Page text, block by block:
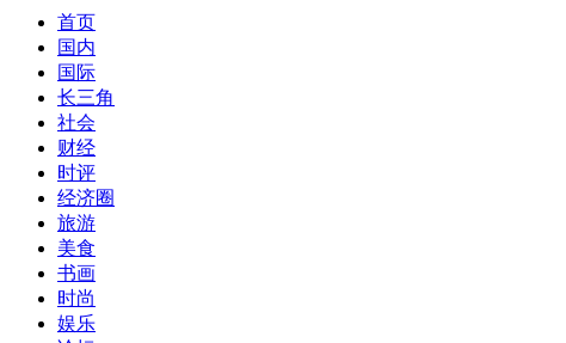
首页
国内
国际
长三角
社会
财经
时评
经济圈
旅游
美食
书画
时尚
娱乐